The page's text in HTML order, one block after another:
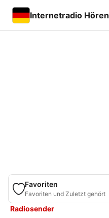
Internetradio Hören
Favoriten
Favoriten und Zuletzt gehört
Radiosender